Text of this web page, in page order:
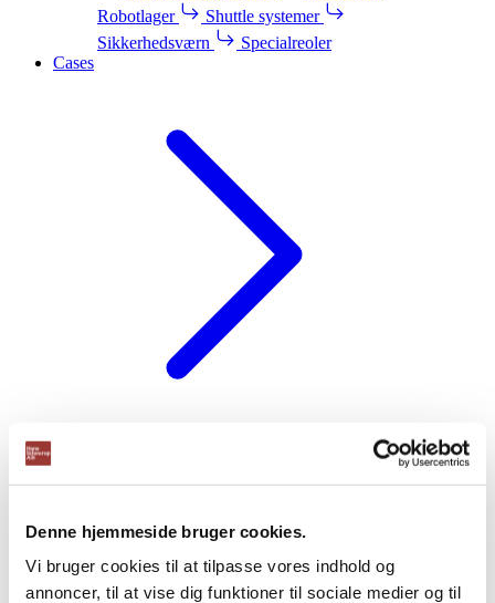
Denne hjemmeside bruger cookies.
Vi bruger cookies til at tilpasse vores indhold og
annoncer, til at vise dig funktioner til sociale medier og til
Robotlager
Shuttle systemer
Sikkerhedsværn
Specialreoler
Cases
Cykelskure
Cykelstativer
Intern
Lagerautomater
Lagerreoler
gods - Grenreoler
Mezzaniner
Modulkontor
Pallereoler
Pallereoler,